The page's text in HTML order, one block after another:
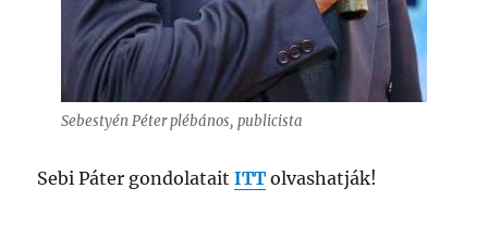
Sebestyén Péter plébános, publicista
Sebi Páter gondolatait ITT olvashatják!